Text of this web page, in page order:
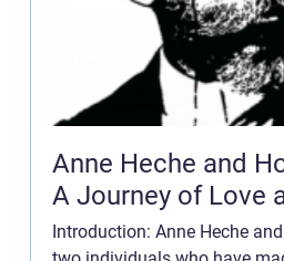
Anne Heche and
A Journey of Love
Introduction: Anne Heche